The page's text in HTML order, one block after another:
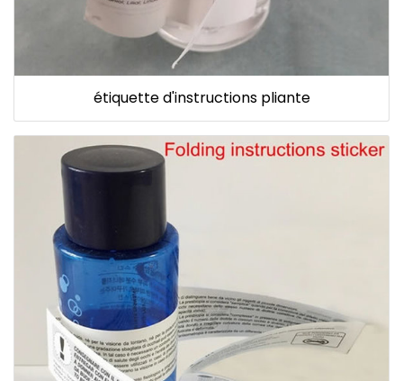
étiquette d'instructions pliante